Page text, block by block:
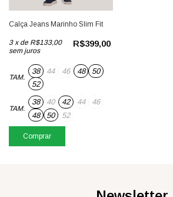
Calça Jeans Marinho Slim Fit
R$399,00
3 x de R$133,00
sem juros
TAM.
38 44 46 48
50
52
TAM.
38 40 42 44
46
48
50 52
Comprar